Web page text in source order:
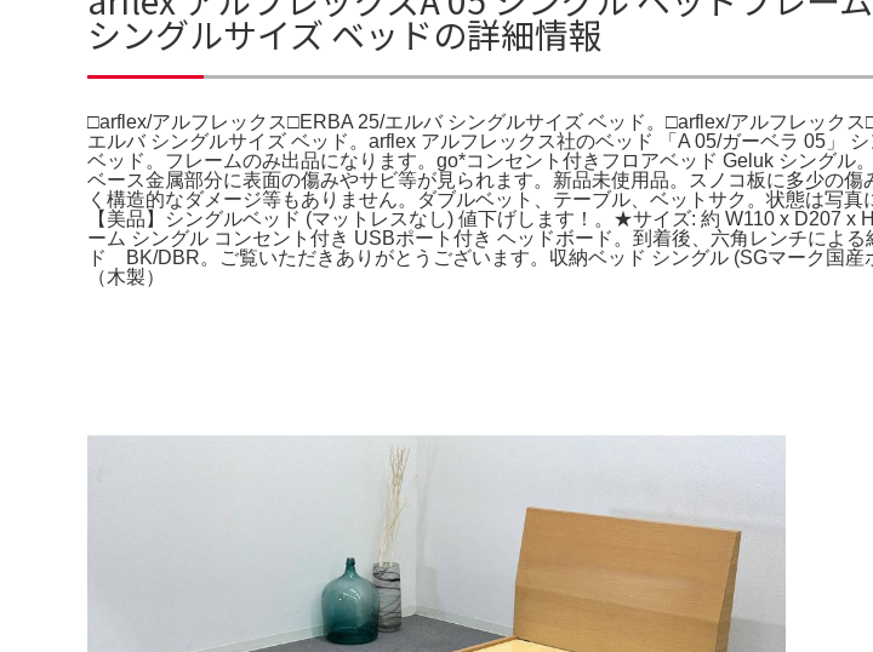
シングルサイズ ベッドの詳細情報
□arflex/アルフレックス□ERBA 25/エルバ シングルサイズ ベッド。□arflex/アルフレック
エルバ シングルサイズ ベッド。arflex アルフレックス社のベッド 「A 05/ガーベラ 05」
ベッド。フレームのみ出品になります。go*コンセント付きフロアベッド Geluk シングル
ベース金属部分に表面の傷みやサビ等が見られます。新品未使用品。スノコ板に多少の
く構造的なダメージ等もありません。ダブルベット、テーブル、ベットサク。状態は写
【美品】シングルベッド (マットレスなし) 値下げします！。★サイズ: 約 W110 x D207
ーム シングル コンセント付き USBポート付き ヘッドボード。到着後、六角レンチによ
ド BK/DBR。ご覧いただきありがとうございます。収納ベッド シングル (SGマーク国産
（木製）